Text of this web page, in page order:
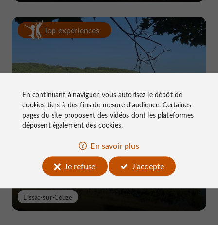
Top expériences
Le Lac du Causse, LE lieu à connaître
près de Brive
Lissac-sur-Couze
En continuant à naviguer, vous autorisez le dépôt de
cookies tiers à des fins de mesure d'audience. Certaines
pages du site proposent des vidéos dont les plateformes
déposent également des cookies.
En savoir plus
Je refuse
J'accepte